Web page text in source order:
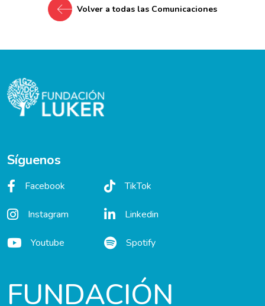
Volver a todas las Comunicaciones
Síguenos
Facebook
Instagram
Youtube
TikTok
Linkedin
Spotify
FUNDACIÓN